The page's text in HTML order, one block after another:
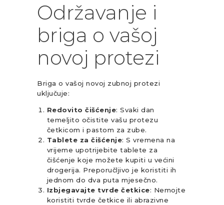
Održavanje i
briga o vašoj
novoj protezi
Briga o vašoj novoj zubnoj protezi
uključuje:
Redovito čišćenje: Svaki dan
temeljito očistite vašu protezu
četkicom i pastom za zube.
Tablete za čišćenje: S vremena na
vrijeme upotrijebite tablete za
čišćenje koje možete kupiti u većini
drogerija. Preporučljivo je koristiti ih
jednom do dva puta mjesečno.
Izbjegavajte tvrde četkice: Nemojte
koristiti tvrde četkice ili abrazivne